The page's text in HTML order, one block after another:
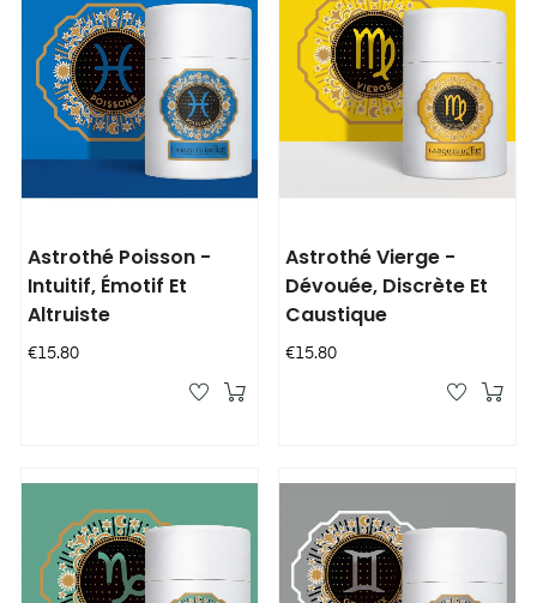
Astrothé Poisson -
Intuitif, Émotif Et
Altruiste
Price
€15.80
Astrothé Vierge -
Dévouée, Discrète Et
Caustique
Price
€15.80